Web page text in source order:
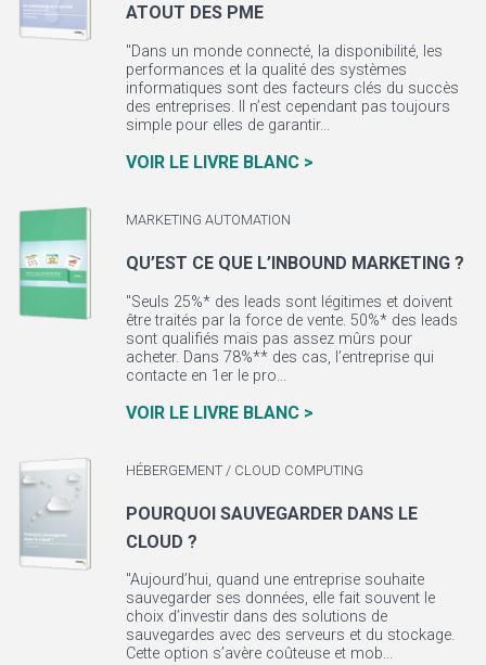
ATOUT DES PME
"Dans un monde connecté, la disponibilité, les
performances et la qualité des systèmes
informatiques sont des facteurs clés du succès
des entreprises. Il n’est cependant pas toujours
simple pour elles de garantir...
VOIR LE LIVRE BLANC >
MARKETING AUTOMATION
QU’EST CE QUE L’INBOUND MARKETING ?
"Seuls 25%* des leads sont légitimes et doivent
être traités par la force de vente. 50%* des leads
sont qualifiés mais pas assez mûrs pour
acheter. Dans 78%** des cas, l’entreprise qui
contacte en 1er le pro...
VOIR LE LIVRE BLANC >
HÉBERGEMENT / CLOUD COMPUTING
POURQUOI SAUVEGARDER DANS LE
CLOUD ?
"Aujourd’hui, quand une entreprise souhaite
sauvegarder ses données, elle fait souvent le
choix d’investir dans des solutions de
sauvegardes avec des serveurs et du stockage.
Cette option s’avère coûteuse et mob...